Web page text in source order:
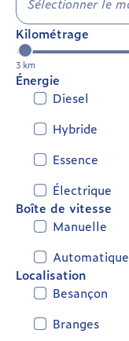
Kilométrage
3 km
Énergie
Diesel
Hybride
Essence
Électrique
Boîte de vitesse
Manuelle
Automatique
Localisation
Besançon
Branges